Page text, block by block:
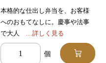
本格的な仕出し弁当を、お客様
へのおもてなしに。慶事や法事
で大人
…詳しく見る